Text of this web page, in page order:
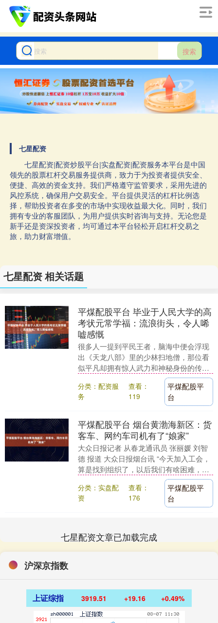
搜索
七星配资
七星配资|配资炒股平台|实盘配资|配资服务本平台是中国
领先的股票杠杆交易服务提供商，致力于为投资者提供安全、
便捷、高效的资金支持。我们严格遵守监管要求，采用先进的
风控系统，确保用户交易安全。平台提供灵活的杠杆比例选
择，帮助投资者在多变的市场中实现收益最大化。同时，我们
拥有专业的客服团队，为用户提供实时咨询与支持。无论您是
新手还是资深投资者，均可通过本平台轻松开启杠杆交易之
旅，助力财富增值。
七星配资 相关话题
平煤配股平台 毕业于人民大学的高
考状元常学福：流浪街头，令人唏
嘘感慨
很多人一提到平民王者，脑海中便会浮现
出《天龙八部》里的少林扫地僧，那位看
似平凡却拥有惊人武力和神秘身份的传奇
人物。而在我们现实的生活中，也有那么
一部分人，表面上....
分类：配资服
务
查看：
119
平煤配股平
台
平煤配股平台 烟台黄渤海新区：货
客车、网约车司机有了“娘家”
大众日报记者 从春龙通讯员 张丽媛 刘智
德 报道 大众日报烟台讯 “今天加入工会，
算是找到组织了，以后我们有啥困难，就
找‘娘家人’！”11月20日，在烟台黄渤海....
分类：实盘配
资
查看：
176
平煤配股平
台
七星配资文章已加载完成
沪深京指数
上证综指 3919.51 +19.16 +0.49%